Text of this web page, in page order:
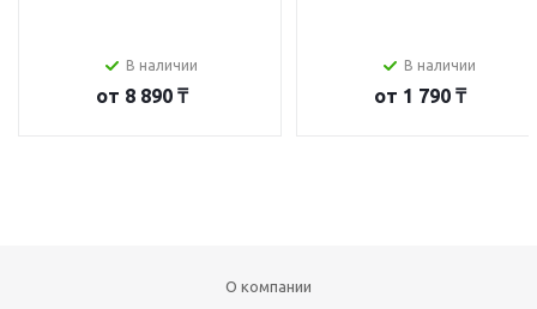
В наличии
от 8 890 ₸
В наличии
от 1 790 ₸
О компании